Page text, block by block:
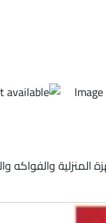
في جميع الفروع في جميع المدن على